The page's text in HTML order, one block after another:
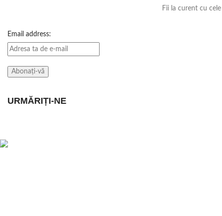
Fii la curent cu
Email address:
URMĂRIȚI-NE